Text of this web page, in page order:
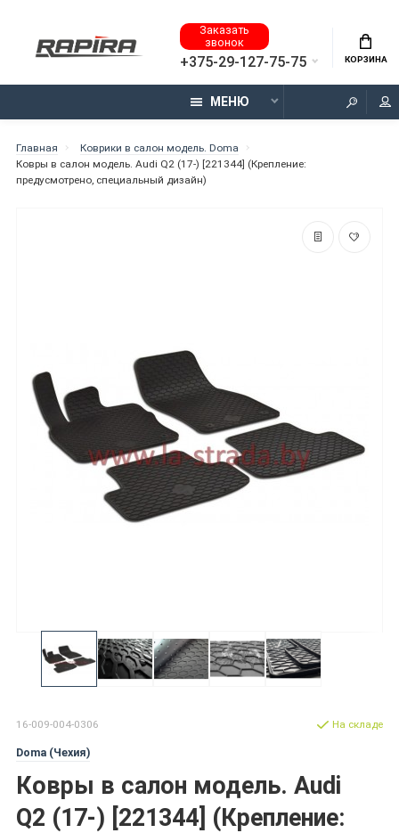
Заказать
звонок
+375-29-127-75-75 КОРЗИНА
МЕНЮ
Главная
Коврики в салон модель. Doma
Ковры в салон модель. Audi Q2 (17-) [221344] (Крепление:
предусмотрено, специальный дизайн)
16-009-004-0306
Doma (Чехия)
Ковры в салон модель. Audi
Q2 (17-) [221344] (Крепление:
На складе